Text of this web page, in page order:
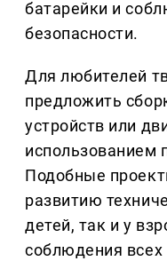
батарейки и
безопасности.
Для любителей
предложить
устройств или
использованием
Подобные
развитию
детей, так и у
соблюдения